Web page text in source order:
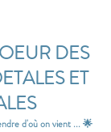
DES
ET
d'où on vient ...🌟